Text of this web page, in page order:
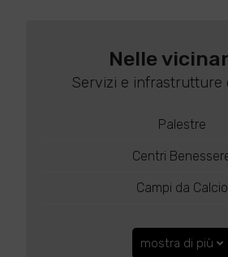
Nelle
Servizi e infrastrutture
Palestre
Centri
Campi da Calcio
mostra di più